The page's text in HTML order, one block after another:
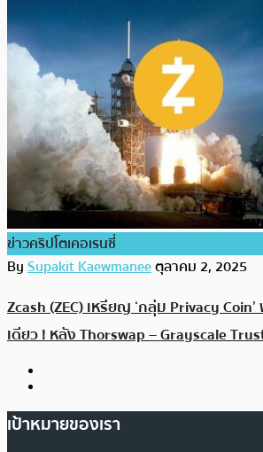
ข่าวคริปโตเคอเรนซี่
BySupakit Kaewmaneeตุลาคม 2, 2025
Zcash (ZEC) เหรียญ ‘กลุ่ม Privacy
เดียว ! หลัง Thorswap – Grayscale
เป้าหมายของเรา